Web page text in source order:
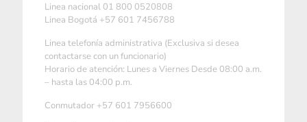
Linea nacional 01 800 0520808
Linea Bogotá +57 601 7456788
Linea telefonía administrativa (Exclusiva si desea
contactarse con un funcionario)
Horario de atención: Lunes a Viernes Desde 08:00 a.m.
– hasta las 04:00 p.m.
Conmutador +57 601 7956600